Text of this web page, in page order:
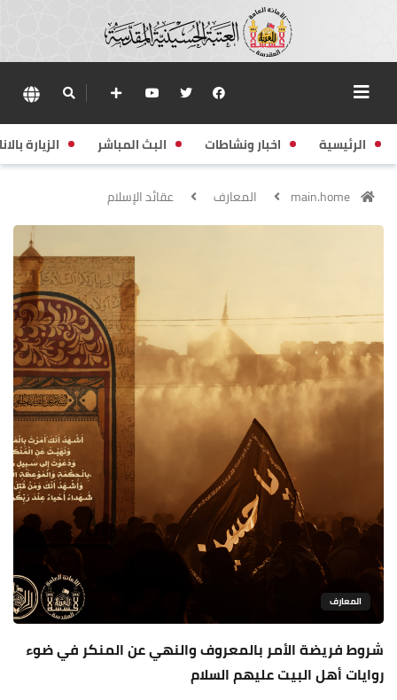
الرئيسية اخبار ونشاطات البث المباشر الزيارة
main.home المعارف عقائد الإسلام
المعارف
شروط فريضة الأمر بالمعروف والنهي عن المنكر في ضوء
روايات أهل البيت عليهم السلام